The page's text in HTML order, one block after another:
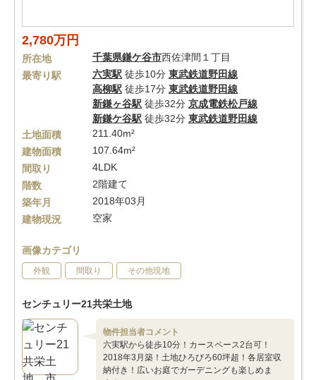
2,780万円
所在地 千葉県鎌ケ谷市西佐津間１丁目
最寄り駅
六実駅 徒歩10分 東武鉄道野田線
高柳駅 徒歩17分 東武鉄道野田線
新鎌ヶ谷駅 徒歩32分 京成電鉄松戸線
新鎌ケ谷駅 徒歩32分 東武鉄道野田線
土地面積
211.40m²
建物面積
107.64m²
間取り
4LDK
階数
2階建て
築年月
2018年03月
建物現況
空家
画像カテゴリ
外観 間取り その他現地
センチュリー21共栄土地
物件担当者コメント
六実駅から徒歩10分！カースペース2台可！
2018年3月築！土地ひろびろ60坪超！各居室収
納付き！広いお庭でガーデニングも楽しめま